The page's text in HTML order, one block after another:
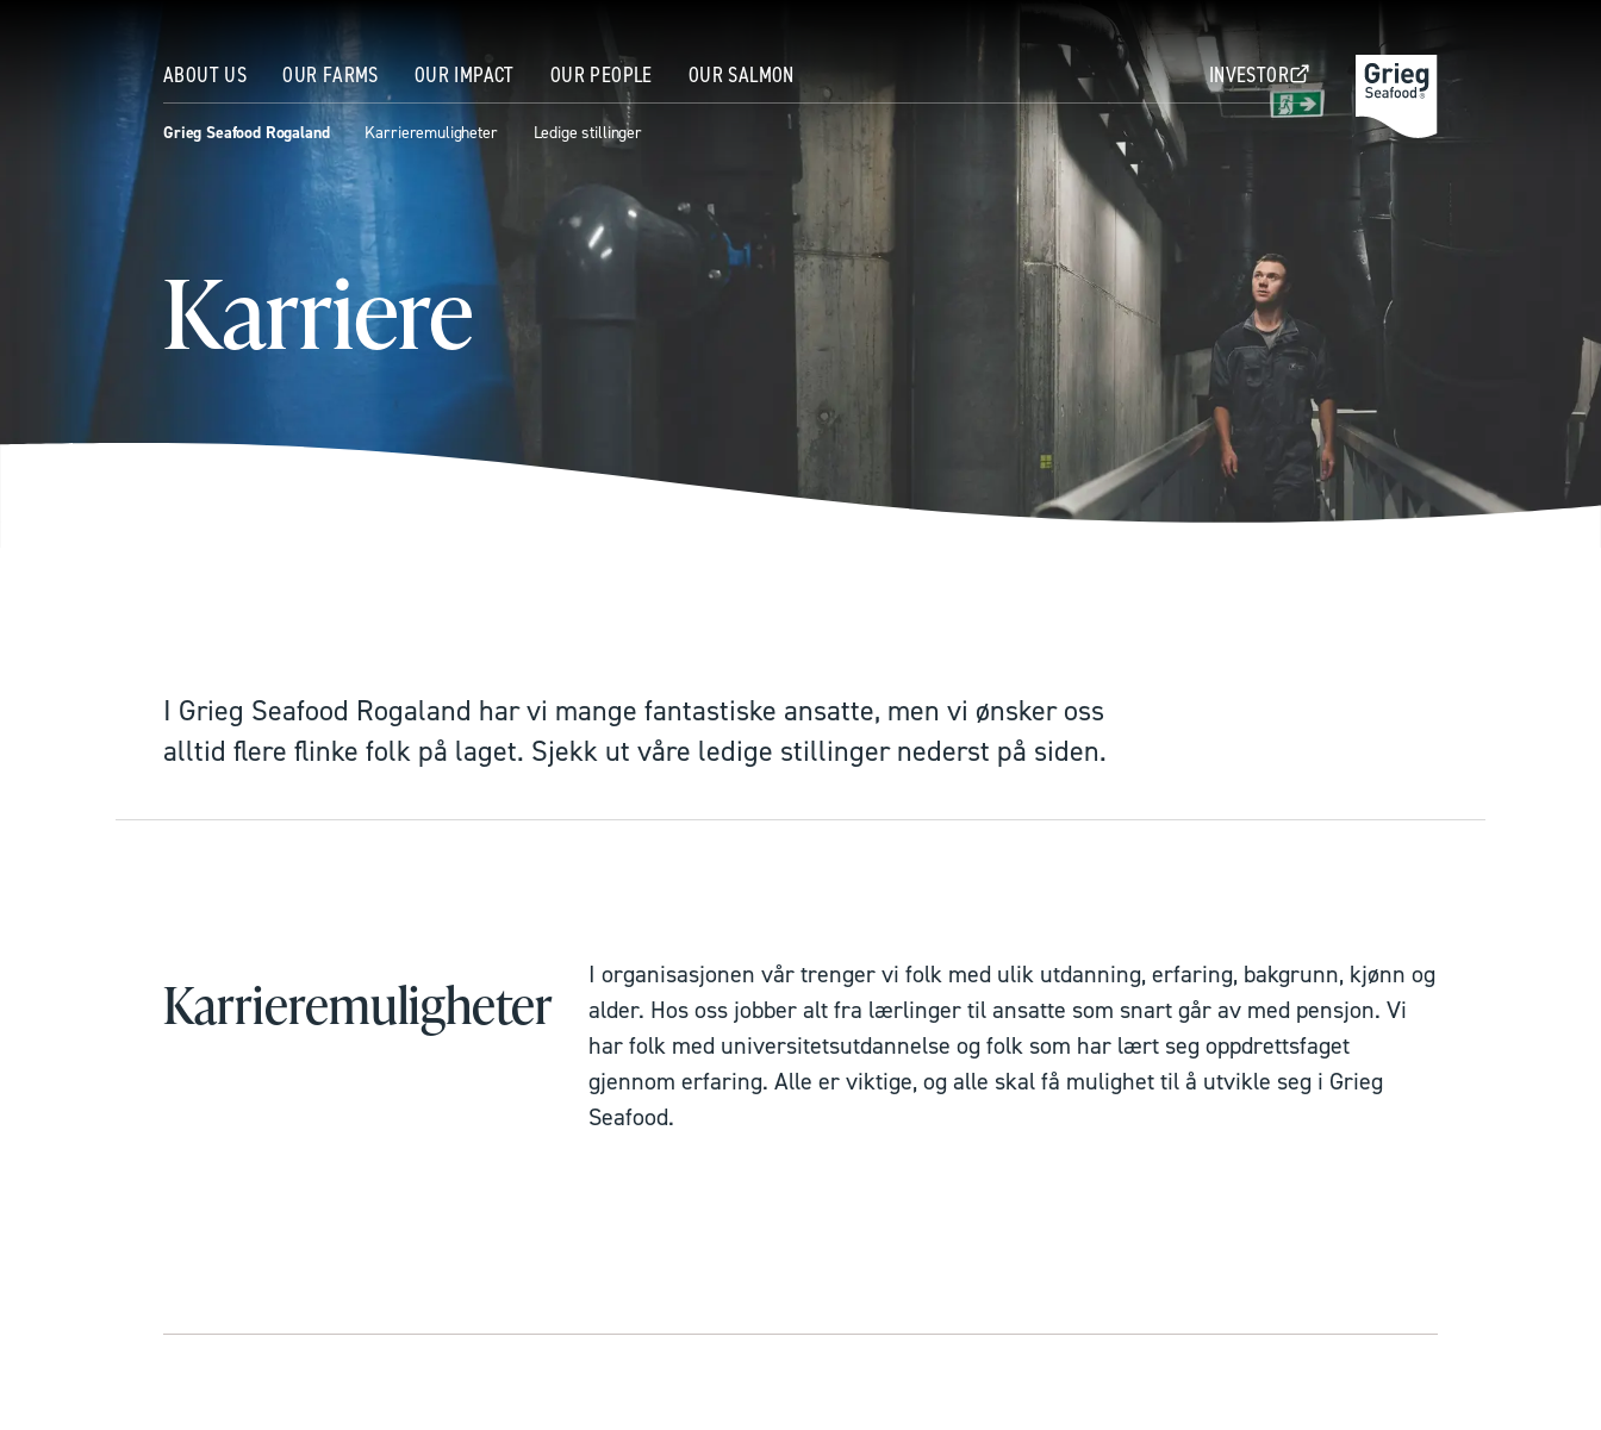
ABOUT US OUR FARMS OUR IMPACT OUR PEOPLE OUR SALMON INVESTOR
Grieg Seafood Rogaland Karrieremuligheter Ledige stillinger
Karriere
I Grieg Seafood Rogaland har vi mange fantastiske ansatte, men vi ønsker oss
alltid flere flinke folk på laget. Sjekk ut våre ledige stillinger nederst på siden.
Karrieremuligheter
I organisasjonen vår trenger vi folk med ulik utdanning, erfaring, bakgrunn, kjønn og
alder. Hos oss jobber alt fra lærlinger til ansatte som snart går av med pensjon. Vi
har folk med universitetsutdannelse og folk som har lært seg oppdrettsfaget
gjennom erfaring. Alle er viktige, og alle skal få mulighet til å utvikle seg i Grieg
Seafood.